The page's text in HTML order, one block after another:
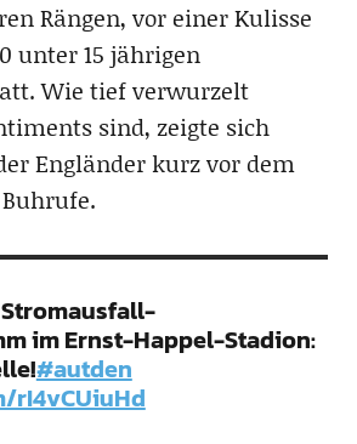
Rängen, vor einer Kulisse
unter 15 jährigen
Wie tief verwurzelt
sind, zeigte sich
Engländer kurz vor dem
im Ernst-Happel-Stadion:
#autden
rI4vCUiuHd